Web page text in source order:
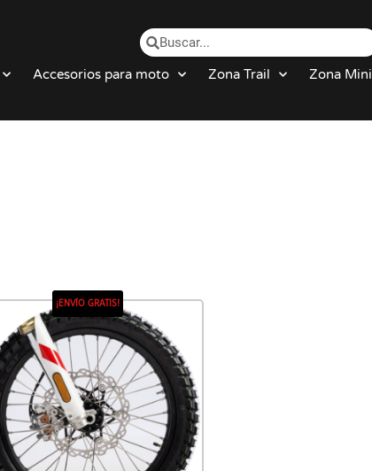
Accesorios para moto Zona Trail Zona Mini
¡ENVÍO GRATIS!